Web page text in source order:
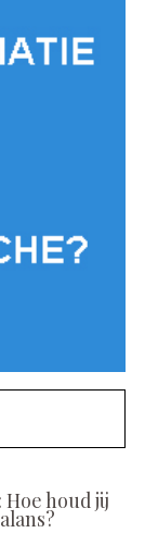
Hoe houd jij